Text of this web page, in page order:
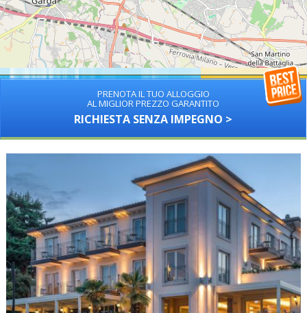
PRENOTA IL TUO ALLOGGIO
AL MIGLIOR PREZZO GARANTITO
RICHIESTA SENZA IMPEGNO >